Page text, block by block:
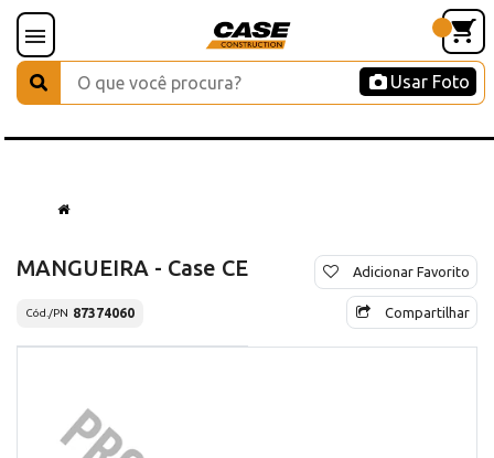
Usar Foto
MANGUEIRA - Case CE
Cód./PN 87374060
Adicionar Favorito
Compartilhar